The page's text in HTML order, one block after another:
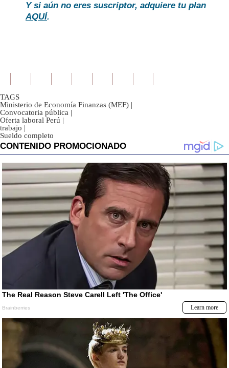
Y si aún no eres suscriptor, adquiere tu plan
AQUÍ.
TAGS
Ministerio de Economía Finanzas (MEF) |
Convocatoria pública |
Oferta laboral Perú |
trabajo |
Sueldo completo